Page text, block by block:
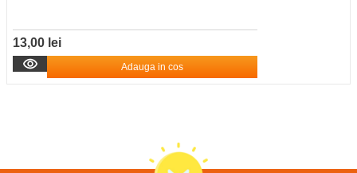
13,00 lei
Adauga in cos